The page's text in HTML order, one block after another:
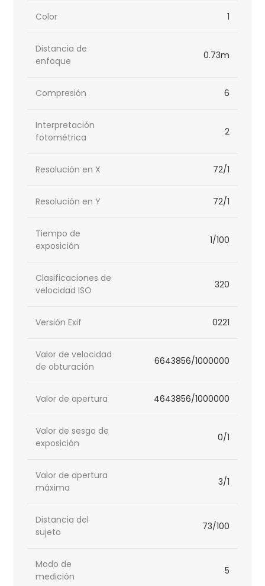
Color 1
Distancia de
enfoque
0.73m
Compresión 6
Interpretación
fotométrica
2
Resolución en X 72/1
Resolución en Y 72/1
Tiempo de
exposición
1/100
Clasificaciones de
velocidad ISO
320
Versión Exif 0221
Valor de velocidad
de obturación
6643856/1000000
Valor de apertura 4643856/1000000
Valor de sesgo de
exposición
0/1
Valor de apertura
máxima
3/1
Distancia del
sujeto
73/100
Modo de
medición
5